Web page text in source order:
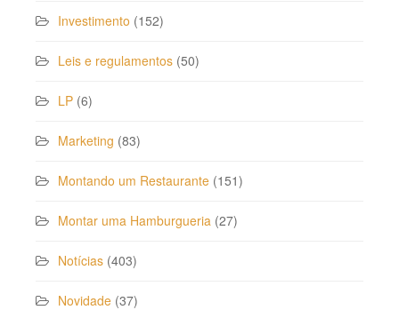
Investimento (152)
Leis e regulamentos (50)
LP (6)
Marketing (83)
Montando um Restaurante (151)
Montar uma Hamburgueria (27)
Notícias (403)
Novidade (37)